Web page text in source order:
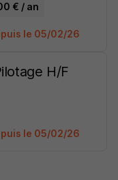
€ / an
le 05/02/26
H/F
le 05/02/26